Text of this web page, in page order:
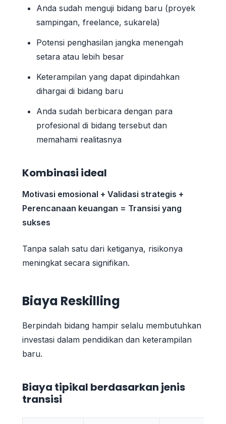
Anda sudah menguji bidang baru (proyek
sampingan, freelance, sukarela)
Potensi penghasilan jangka menengah
setara atau lebih besar
Keterampilan yang dapat dipindahkan
dihargai di bidang baru
Anda sudah berbicara dengan para
profesional di bidang tersebut dan
memahami realitasnya
Kombinasi ideal
Motivasi emosional + Validasi strategis +
Perencanaan keuangan = Transisi yang
sukses
Tanpa salah satu dari ketiganya, risikonya
meningkat secara signifikan.
Biaya Reskilling
Berpindah bidang hampir selalu membutuhkan
investasi dalam pendidikan dan keterampilan
baru.
Biaya tipikal berdasarkan jenis
transisi